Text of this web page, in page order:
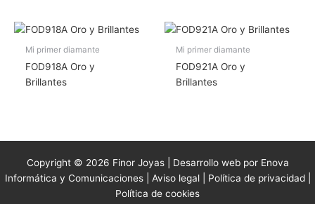
Mi primer diamante
FOD918A Oro y
Brillantes
Mi primer diamante
FOD921A Oro y
Brillantes
Copyright © 2026 Finor Joyas | Desarrollo web por Enova
Informática y Comunicaciones | Aviso legal| Política de privacidad|
Política de cookies